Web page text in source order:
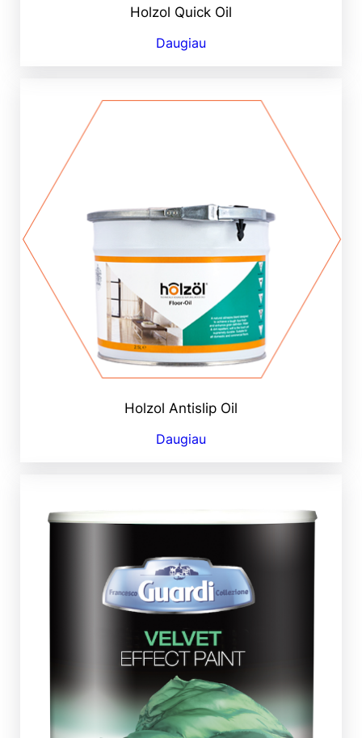
Holzol Quick Oil
Daugiau
Holzol Antislip Oil
Daugiau